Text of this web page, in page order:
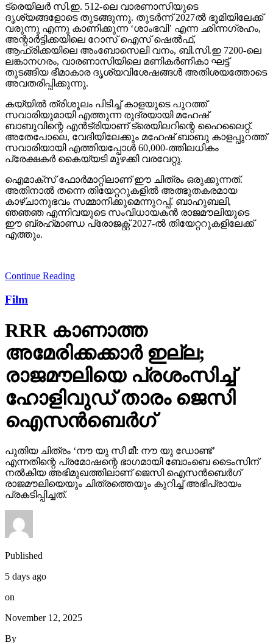
ട്രെയിലര്‍ സി.ഇ. 512-ലെ വാരണാസിയുടെ
ദൃശ്യങ്ങളോടെ തുടങ്ങുന്നു. തുടര്‍ന്ന് 2027ല്‍ ഭൂമിയിലേക്ക്
വരുന്നു എന്നു കാണിക്കുന്ന ‘ശാംഭവി’ എന്ന ഛിന്നഗ്രഹം,
അന്റാര്‍ട്ടിക്കയിലെ റോസ് ഐസ് ഷെല്‍ഫ്,
ആഫ്രിക്കയിലെ അംബോസെലി വനം, ബി.സി.ഇ 7200-ലെ
ലങ്കാനഗരം, വാരണാസിയിലെ മണികര്‍ണികാ ഘട്ട്
തുടങ്ങിയ ഭീമാകാര ദൃശ്യവിശേഷങ്ങള്‍ അതിശയത്തോടെ
അവതരിപ്പിക്കുന്നു.
കയ്യില്‍ ത്രിശൂലം പിടിച്ച് കാളയുടെ പുറത്ത്
സവാരിയുമായി എത്തുന്ന രുദ്രയായി മഹേഷ്
ബാബുവിന്റെ എന്‍ട്രിയാണ് ട്രെയിലറിന്റെ ഹൈലൈറ്റ്.
അതേപോലെ, വേദിയിലേക്കും മഹേഷ് ബാബു കാളപ്പുറത്ത്
സവാരിയായി എത്തിയപ്പോള്‍ 60,000-ത്തിലധികം
പ്രേക്ഷകര്‍ കൈയ്യടി മുഴക്കി വരവേറ്റു.
ഐമാക്‌സ് ഫോര്‍മാറ്റിലാണ് ഈ ചിത്രം ഒരുക്കുന്നത്.
അതിനാല്‍ തന്നെ തിയേറ്ററുകളില്‍ അത്ഭുതകരമായ
കാഴ്ചാനുഭവം സമ്മാനിക്കുമെന്നുറപ്പ്. ബാഹുബലി,
ഞഞഞ എന്നിവയുടെ സംവിധായകന്‍ രാജമൗലിയുടെ
ഈ ബ്രഹ്‌മാണ്ഡ പ്രോജക്റ്റ് 2027-ല്‍ തിയേറ്ററുകളിലേക്ക്
എത്തും.
Continue Reading
Film
RRR കാണാത്ത
അമേരിക്കക്കാര്‍ ഇല്ല;
രാജമൗലിയെ പ്രശംസിച്ച്
ഹോളിവുഡ് താരം ജെസി
ഐസന്‍ബെര്‍ഗ്
പുതിയ ചിത്രം ‘നൗ യു സീ മീ: നൗ യു ഡോണ്ട്’
എന്നതിന്റെ പ്രമോഷന്റെ ഭാഗമായി ബോംബെ ടൈംസിന്
നല്‍കിയ അഭിമുഖത്തിലാണ് ജെസി ഐസന്‍ബെര്‍ഗ്
രാജമൗലിയെയും ചിത്രത്തെയും കുറിച്ച് അഭിപ്രായം
പ്രകടിപ്പിച്ചത്.
Published
5 days ago
on
November 12, 2025
By